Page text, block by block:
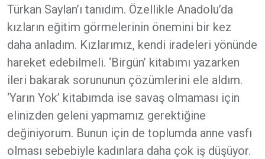
Türkan Saylan’ı tanıdım. Özellikle Anadolu’da
kızların eğitim görmelerinin önemini bir kez
daha anladım. Kızlarımız, kendi iradeleri yönünde
hareket edebilmeli. ‘Birgün’ kitabımı yazarken
ileri bakarak sorununun çözümlerini ele aldım.
‘Yarın Yok’ kitabımda ise savaş olmaması için
elinizden geleni yapmamız gerektiğine
değiniyorum. Bunun için de toplumda anne vasfı
olması sebebiyle kadınlara daha çok iş düşüyor.